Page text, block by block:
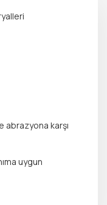
abrazyona karşı
uygun